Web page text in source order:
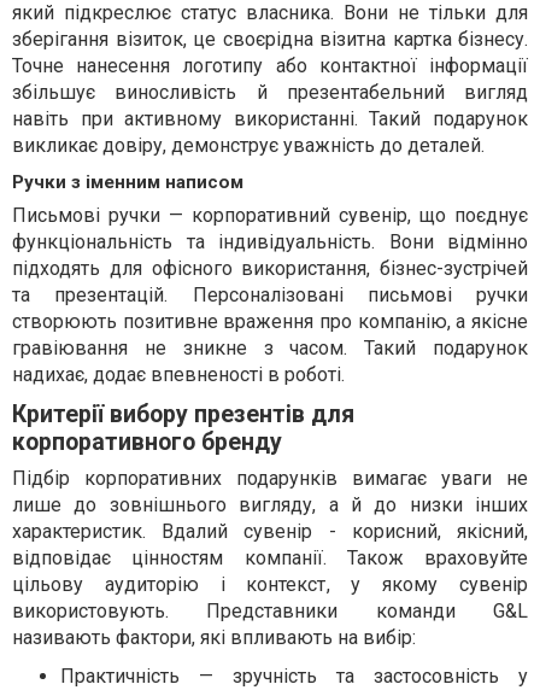
який підкреслює статус власника. Вони не тільки для
зберігання візиток, це своєрідна візитна картка бізнесу.
Точне нанесення логотипу або контактної інформації
збільшує виносливість й презентабельний вигляд
навіть при активному використанні. Такий подарунок
викликає довіру, демонструє уважність до деталей.
Ручки з іменним написом
Письмові ручки — корпоративний сувенір, що поєднує
функціональність та індивідуальність. Вони відмінно
підходять для офісного використання, бізнес-зустрічей
та презентацій. Персоналізовані письмові ручки
створюють позитивне враження про компанію, а якісне
гравіювання не зникне з часом. Такий подарунок
надихає, додає впевненості в роботі.
Критерії вибору презентів для
корпоративного бренду
Підбір корпоративних подарунків вимагає уваги не
лише до зовнішнього вигляду, а й до низки інших
характеристик. Вдалий сувенір - корисний, якісний,
відповідає цінностям компанії. Також враховуйте
цільову аудиторію і контекст, у якому сувенір
використовують. Представники команди G&L
називають фактори, які впливають на вибір:
Практичність — зручність та застосовність у